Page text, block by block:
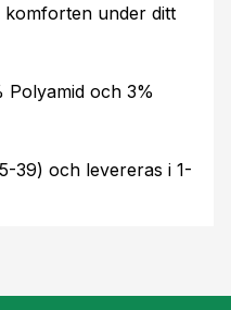
under ditt
Polyamid och 3%
39) och levereras i 1-